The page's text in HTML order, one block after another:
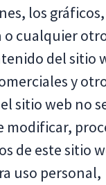
los
o cualquier
del sitio
y
sitio web no
modificar,
de este sitio
uso personal,